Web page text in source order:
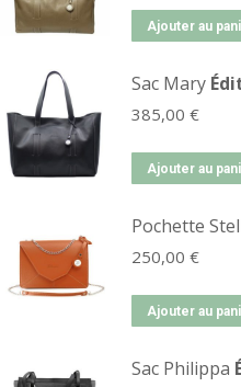
Ajouter au
Sac Mary
385,00 €
Ajouter au
Pochette
250,00 €
Ajouter au
Sac Philippa